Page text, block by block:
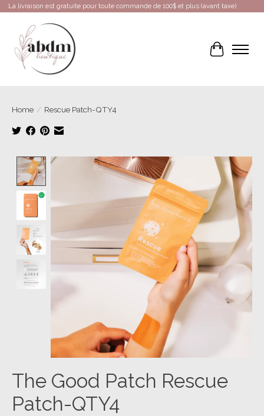
La livraison est gratuite pour toute commande de 100$ et plus (avant taxe)
Cart
Home / Rescue Patch-QTY4
Product image slideshow Items
The Good Patch Rescue
Patch-QTY4